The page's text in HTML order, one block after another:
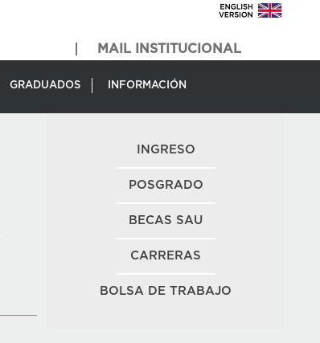
MAIL INSTITUCIONAL
GRADUADOS INFORMACIÓN
INGRESO
POSGRADO
BECAS SAU
CARRERAS
BOLSA DE TRABAJO